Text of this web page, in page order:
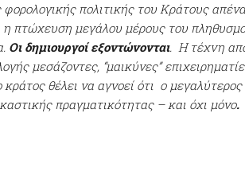
πολιτικής του Κράτους
πτώχευση μεγάλου μέρους του
Οι δημιουργοί εξοντώνονται. Η τέχνη
μεσάζοντες, “μαικύνες”
κράτος θέλει να αγνοεί ότι ο
πραγματικότητας – και όχι μόνο.